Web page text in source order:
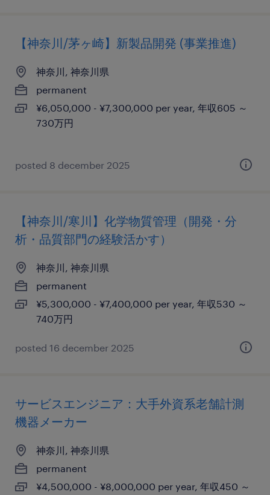
【神奈川/茅ヶ崎】新製品開発 (事業推進)
神奈川, 神奈川県
permanent
¥6,050,000 - ¥7,300,000 per year, 年収605 ～
730万円
posted 8 december 2025
【神奈川/寒川】化学物質管理（開発・分
析・品質部門の経験活かす）
神奈川, 神奈川県
permanent
¥5,300,000 - ¥7,400,000 per year, 年収530 ～
740万円
posted 16 december 2025
サービスエンジニア：大手外資系老舗計測
機器メーカー
神奈川, 神奈川県
permanent
¥4,500,000 - ¥8,000,000 per year, 年収450 ～